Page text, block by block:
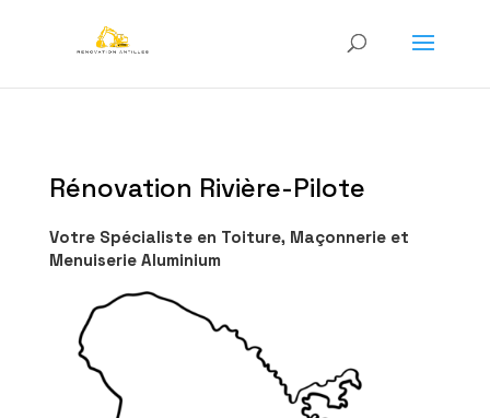
Rénovation Rivière-Pilote
Votre Spécialiste en Toiture, Maçonnerie et
Menuiserie Aluminium